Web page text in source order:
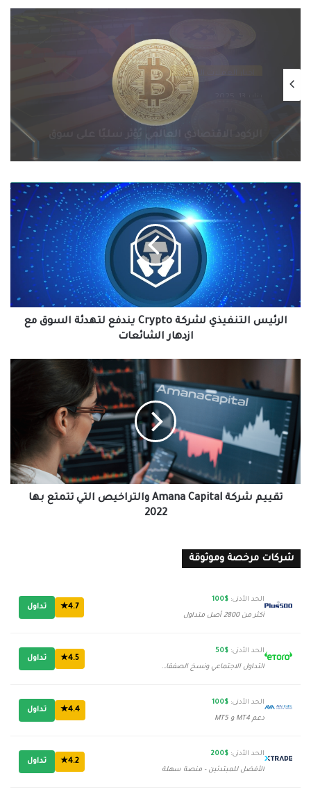
اخبار العملات الرقمية
التنظيمات الحكومية الصارمة تُطيح بسوق
الكريبتو في 2025: سيف ذو حدين على
مستقبل العملات الرقمية
الرئيس
التنفيذي
لشركة
Crypto
يندفع
لتهدئة
السوق
مع
ازدهار
الشائعات
الرئيس التنفيذي لشركة Crypto يندفع لتهدئة السوق مع
ازدهار الشائعات
Amana
Capital
والتراخيص
تتمتع
بها
2022
تقييم شركة Amana Capital والتراخيص التي تتمتع بها
2022
شركات مرخصة وموثوقة
الحد الأدنى: $100
أكثر من 2800 أصل متداول
4.7★ تداول
الحد الأدنى: $50
التداول الاجتماعي ونسخ الصفقات
4.5★ تداول
الحد الأدنى: $100
دعم MT4 و MT5
4.4★ تداول
الحد الأدنى: $200
الأفضل للمبتدئين - منصة سهلة
4.2★ تداول